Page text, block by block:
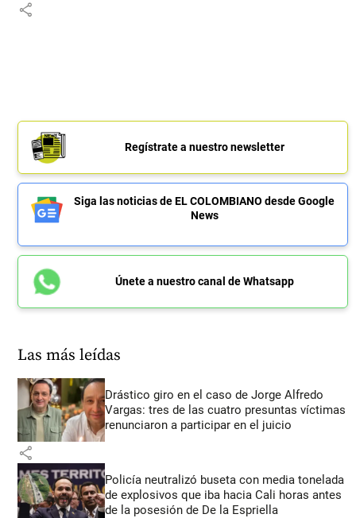
share
Regístrate a nuestro newsletter
Siga las noticias de EL COLOMBIANO desde Google
News
Únete a nuestro canal de Whatsapp
Las más leídas
Drástico giro en el caso de Jorge Alfredo
Vargas: tres de las cuatro presuntas víctimas
renunciaron a participar en el juicio
share
Policía neutralizó buseta con media tonelada
de explosivos que iba hacia Cali horas antes
de la posesión de De la Espriella